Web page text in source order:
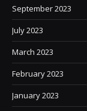
September 2023
July 2023
March 2023
February 2023
January 2023